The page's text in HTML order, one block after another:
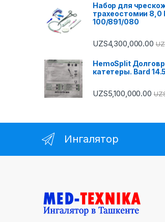
Набор для
трахеостомии 8,0
100/891/080
UZS4,300,000.00
HemoSplit
катетеры. Bard
UZS5,100,000.00
Ингалятор